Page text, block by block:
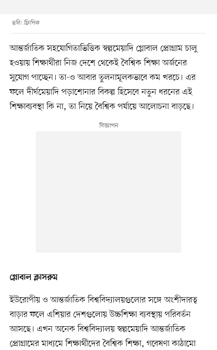
ছবি: ফ্রিপিক
আন্তর্জাতিক সহযোগিতাভিত্তিক স্বল্পমেয়াদি গ্লোবাল প্রোগ্রাম চালু
হওয়ায় শিক্ষার্থীরা নিজ দেশে থেকেই বৈশ্বিক শিক্ষা অর্জনের
সুযোগ পাচ্ছেন। তা-ও আবার তুলনামূলকভাবে কম খরচে। এর
ফলে দীর্ঘমেয়াদি পড়াশোনার বিকল্প হিসেবে নতুন ধরনের এই
শিক্ষাব্যবস্থা কি না, তা নিয়ে বৈশ্বিক পর্যায়ে আলোচনা বাড়ছে।
গ্লোবাল ক্লাসরুম
ইউরোপীয় ও আন্তর্জাতিক বিশ্ববিদ্যালয়গুলোর সঙ্গে অংশীদারত্ব
বাড়ার ফলে এশিয়ার দেশগুলোয় উচ্চশিক্ষা ব্যবস্থায় পরিবর্তন
আসছে। এখন অনেক বিশ্ববিদ্যালয় স্বল্পমেয়াদি আন্তর্জাতিক
প্রোগ্রামের মাধ্যমে শিক্ষার্থীদের বৈশ্বিক শিক্ষা, গবেষণা কাঠামো